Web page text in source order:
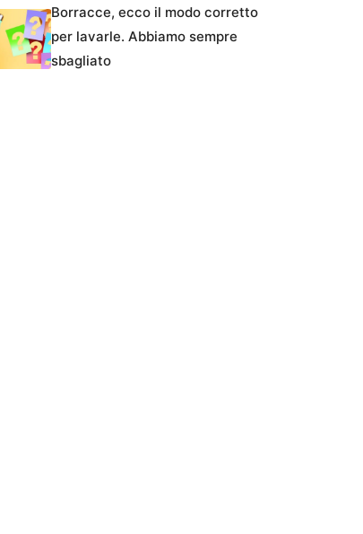
Borracce, ecco il modo corretto
per lavarle. Abbiamo sempre
sbagliato